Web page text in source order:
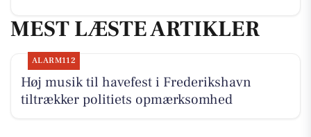
MEST LÆSTE ARTIKLER
ALARM112
Høj musik til havefest i Frederikshavn
tiltrækker politiets opmærksomhed